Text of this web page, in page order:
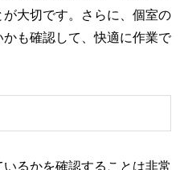
大切です。さらに、個室の
も確認して、快適に作業で
るかを確認することは非常